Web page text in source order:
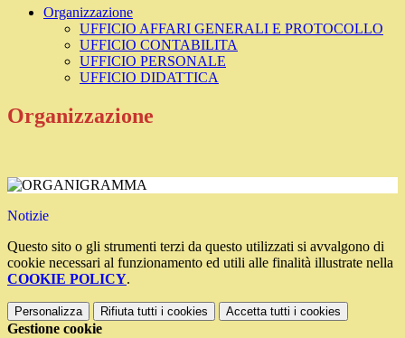
Organizzazione
UFFICIO AFFARI GENERALI E PROTOCOLLO
UFFICIO CONTABILITA
UFFICIO PERSONALE
UFFICIO DIDATTICA
Organizzazione
Notizie
Questo sito o gli strumenti terzi da questo utilizzati si avvalgono di
cookie necessari al funzionamento ed utili alle finalità illustrate nella
COOKIE POLICY.
Personalizza Rifiuta tutti i cookies Accetta tutti i cookies
Gestione cookie